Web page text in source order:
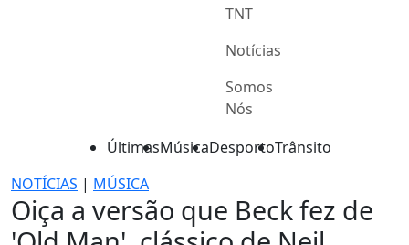
TNT
Notícias
Somos
Nós
ÚltimasMúsicaDesportoTrânsito
NOTÍCIAS | MÚSICA
Oiça a versão que Beck fez de